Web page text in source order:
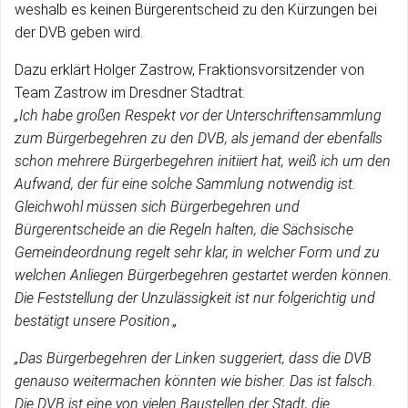
weshalb es keinen Bürgerentscheid zu den Kürzungen bei
der DVB geben wird.
Dazu erklärt Holger Zastrow, Fraktionsvorsitzender von
Team Zastrow im Dresdner Stadtrat:
„Ich habe großen Respekt vor der Unterschriftensammlung
zum Bürgerbegehren zu den DVB, als jemand der ebenfalls
schon mehrere Bürgerbegehren initiiert hat, weiß ich um den
Aufwand, der für eine solche Sammlung notwendig ist.
Gleichwohl müssen sich Bürgerbegehren und
Bürgerentscheide an die Regeln halten, die Sächsische
Gemeindeordnung regelt sehr klar, in welcher Form und zu
welchen Anliegen Bürgerbegehren gestartet werden können.
Die Feststellung der Unzulässigkeit ist nur folgerichtig und
bestätigt unsere Position.„
„Das Bürgerbegehren der Linken suggeriert, dass die DVB
genauso weitermachen könnten wie bisher. Das ist falsch.
Die DVB ist eine von vielen Baustellen der Stadt, die